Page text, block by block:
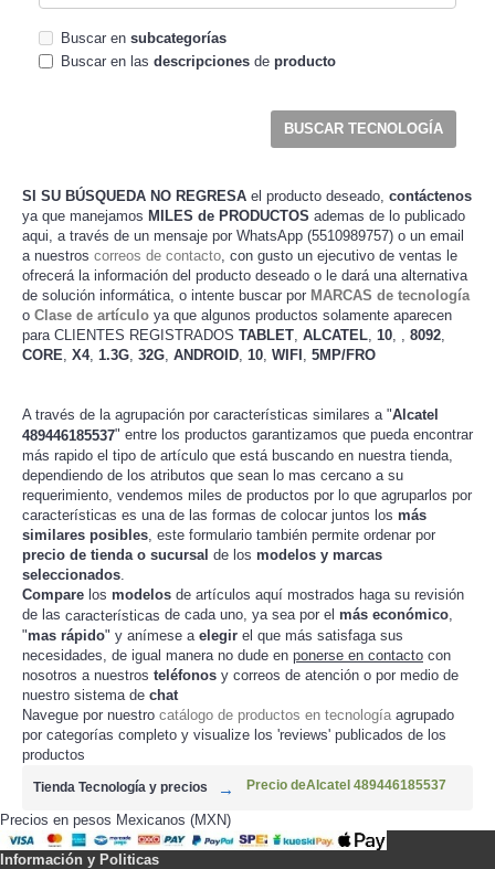
Buscar en subcategorías
Buscar en las descripciones de producto
SI SU BÚSQUEDA NO REGRESA el producto deseado, contáctenos
ya que manejamos MILES de PRODUCTOS ademas de lo publicado
aqui, a través de un mensaje por WhatsApp (5510989757) o un email
a nuestros correos de contacto , con gusto un ejecutivo de ventas le
ofrecerá la información del producto deseado o le dará una alternativa
de solución informática, o intente buscar por MARCAS de tecnología
o Clase de artículo ya que algunos productos solamente aparecen
para CLIENTES REGISTRADOS TABLET ALCATEL 10 8092
CORE X4, 1.3G 32G ANDROID 10 WIFI 5MP/FRO
A través de la agrupación por características similares a "Alcatel
489446185537" entre los productos garantizamos que pueda encontrar
más rapido el tipo de artículo que está buscando en nuestra tienda,
dependiendo de los atributos que sean lo mas cercano a su
requerimiento, vendemos miles de productos por lo que agruparlos por
características es una de las formas de colocar juntos los más
similares posibles , este formulario también permite ordenar por
precio de tienda o sucursal de los modelos y marcas
seleccionados
Compare los modelos de artículos aquí mostrados haga su revisión
de las características de cada uno, ya sea por el más económico
"mas rápido" y anímese a elegir el que más satisfaga sus
necesidades, de igual manera no dude en ponerse en contacto con
nosotros a nuestros teléfonos y correos de atención o por medio de
nuestro sistema de chat
Navegue por nuestro catálogo de productos en tecnología agrupado
por categorías completo y visualize los 'reviews' publicados de los
productos
Tienda Tecnología y precios Precio deAlcatel 489446185537
Precios en pesos Mexicanos (MXN)
Información y Politicas